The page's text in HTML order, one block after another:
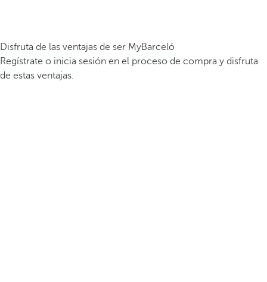
Disfruta de las ventajas de ser MyBarceló
Regístrate o inicia sesión en el proceso de compra y disfruta
de estas ventajas.